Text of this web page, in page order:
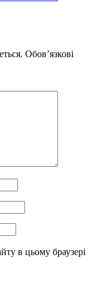
Обов’язкові
в цьому браузері